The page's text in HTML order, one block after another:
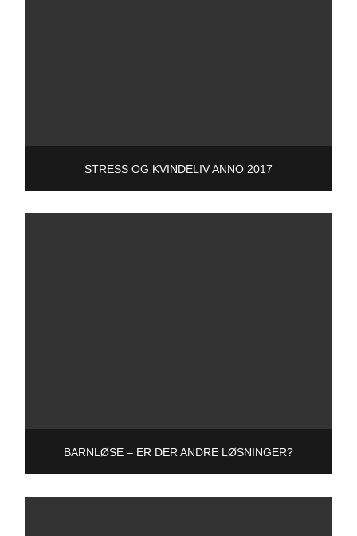
STRESS OG KVINDELIV ANNO 2017
BARNLØSE – ER DER ANDRE LØSNINGER?